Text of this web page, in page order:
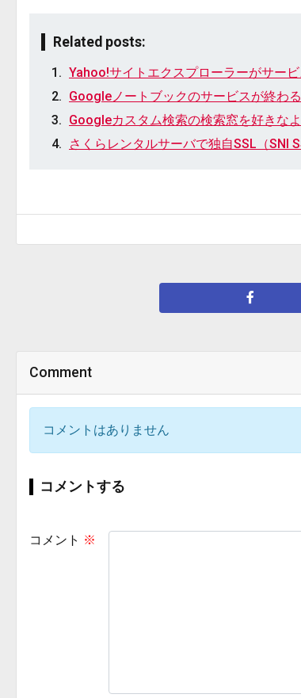
Related posts:
Yahoo!サイトエクスプローラーがサー
Googleノートブックのサービスが終わる
Googleカスタム検索の検索窓を好きな
さくらレンタルサーバで独自SSL（SNI
Comment
コメントはありません
コメントする
コメント ※